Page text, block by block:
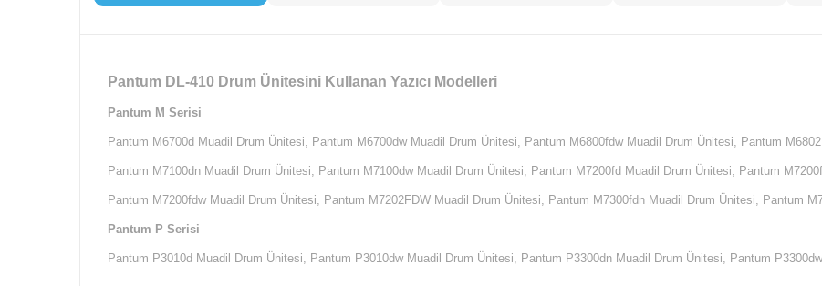
Pantum DL-410 Drum Ünitesini Kullanan Yazıcı Modelleri
Pantum M Serisi
Pantum M6700d Muadil Drum Ünitesi, Pantum M6700dw Muadil Drum Ünitesi, Pantum M6800fdw Muadil Drum Ünitesi, Pantum
Pantum M7100dn Muadil Drum Ünitesi, Pantum M7100dw Muadil Drum Ünitesi, Pantum M7200fd Muadil Drum Ünitesi, Pantum
Pantum M7200fdw Muadil Drum Ünitesi, Pantum M7202FDW Muadil Drum Ünitesi, Pantum M7300fdn Muadil Drum Ünitesi, Pantum
Pantum P Serisi
Pantum P3010d Muadil Drum Ünitesi, Pantum P3010dw Muadil Drum Ünitesi, Pantum P3300dn Muadil Drum Ünitesi, Pantum